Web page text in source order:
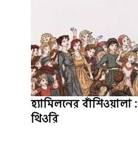
হ্যামিলনের বাঁশিওয়ালা
থিওরি